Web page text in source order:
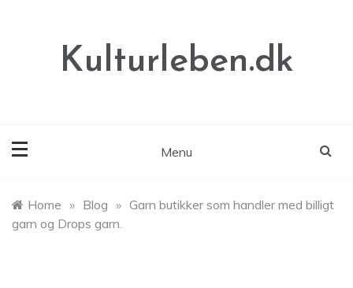
Kulturleben.dk
Menu
Home » Blog » Garn butikker som handler med billigt
garn og Drops garn.